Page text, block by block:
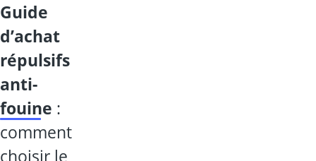
guide
d’achat
répulsifs
anti-
fouine :
comment
choisir le